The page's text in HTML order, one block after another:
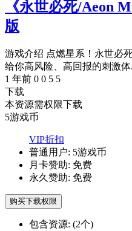
《永世必死/Aeon
版
游戏介绍 点燃星系！永世必
给你高风险、高回报的刺激体
1 年前 0 0 5 5
下载
本资源需权限下载
5游戏币
VIP折扣
普通用户: 5游戏币
月卡赞助: 免费
永久赞助: 免费
购买下载权限
包含资源: (2个)